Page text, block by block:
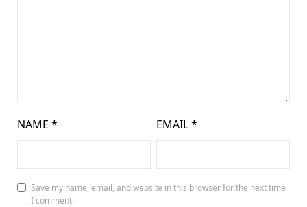
NAME * EMAIL*
Save my name, email, and website in this browser for the next time
I comment.